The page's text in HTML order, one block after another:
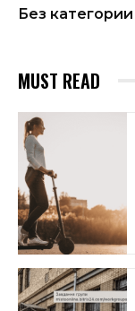
Без категории
MUST READ